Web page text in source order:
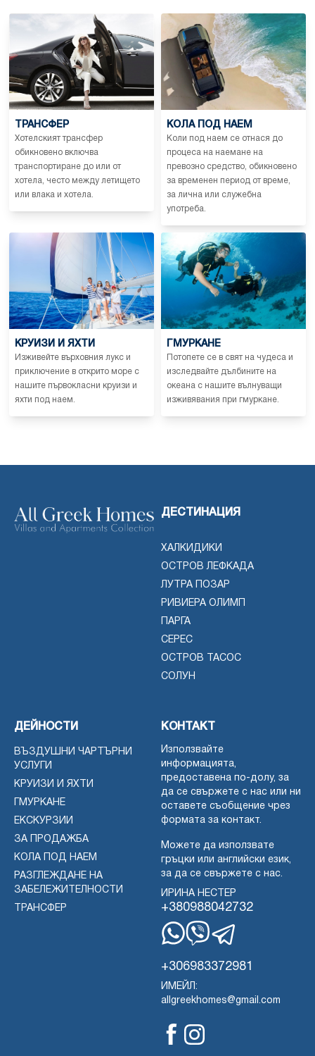
ТРАНСФЕР
Хотелският трансфер
обикновено включва
транспортиране до или от
хотела, често между летището
или влака и хотела.
КОЛА ПОД НАЕМ
Коли под наем се отнася до
процеса на наемане на
превозно средство, обикновено
за временен период от време,
за лична или служебна
употреба.
КРУИЗИ И ЯХТИ
Изживейте върховния лукс и
приключение в открито море с
нашите първокласни круизи и
яхти под наем.
ГМУРКАНЕ
Потопете се в свят на чудеса и
изследвайте дълбините на
океана с нашите вълнуващи
изживявания при гмуркане.
ДЕСТИНАЦИЯ
ХАЛКИДИКИ
ОСТРОВ ЛЕФКАДА
ЛУТРА ПОЗАР
РИВИЕРА ОЛИМП
ПАРГА
СЕРЕС
ОСТРОВ ТАСОС
СОЛУН
ДЕЙНОСТИ
ВЪЗДУШНИ ЧАРТЪРНИ
УСЛУГИ
КРУИЗИ И ЯХТИ
ГМУРКАНЕ
ЕКСКУРЗИИ
ЗА ПРОДАЖБА
КОЛА ПОД НАЕМ
РАЗГЛЕЖДАНЕ НА
ЗАБЕЛЕЖИТЕЛНОСТИ
ТРАНСФЕР
КОНТАКТ
Използвайте
информацията,
предоставена по-долу, за
да се свържете с нас или ни
оставете съобщение чрез
формата за контакт.
Можете да използвате
гръцки или английски език,
за да се свържете с нас.
ИРИНА НЕСТЕР
+380988042732
+306983372981
ИМЕЙЛ:
allgreekhomes@gmail.com